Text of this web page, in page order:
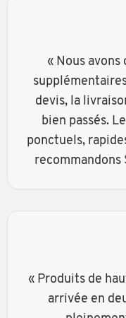
« Nous
devis, la
bien passés.
ponctuels,
recommandons
« Produits de
arrivée en